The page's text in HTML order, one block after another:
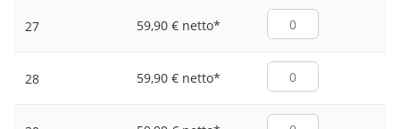
27 59,90 € netto*
28 59,90 € netto*